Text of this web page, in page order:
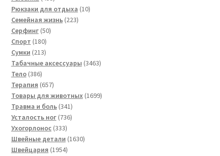
товаров
Рюкзаки для отдыха 1010
Семейная жизнь 223223
Серфинг 5050
Спорт 180180
товаров
Сумки 213213
товаров
Табачные аксессуары 34633463
Тело 386386
товаров
Терапия 657657
товаров
Товары для животных 16991699
Травма и боль 341341
товар
Усталость ног 736736
Ухогорлонос 333333
товара
Швейные детали 16301630
Швейцария 19541954